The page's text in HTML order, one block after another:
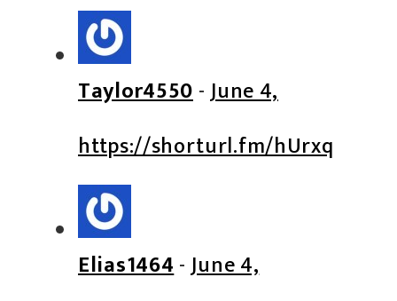
Taylor4550-June 4,
https://shorturl.fm/hUrxq
Elias1464-June 4,